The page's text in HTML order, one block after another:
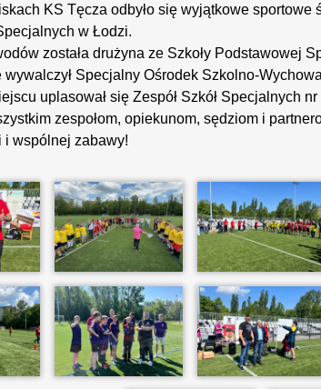
KS Tęcza odbyło się wyjątkowe sportowe
w Łodzi.
została drużyna ze Szkoły Podstawowej
wywalczył Specjalny Ośrodek Szkolno-
uplasował się Zespół Szkół Specjalnych
zespołom, opiekunom, sędziom i
i wspólnej zabawy!